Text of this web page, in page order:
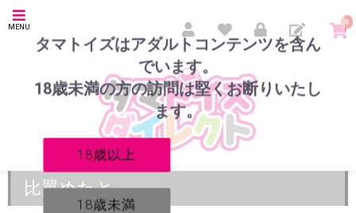
タマトイズはアダルトコンテンツを含ん
でいます。
18歳未満の方の訪問は堅くお断りいたし
ます。
18歳以上
18歳未満
MENU
0
比翼めたと